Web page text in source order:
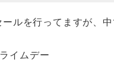
ルを行ってますが、
イムデー